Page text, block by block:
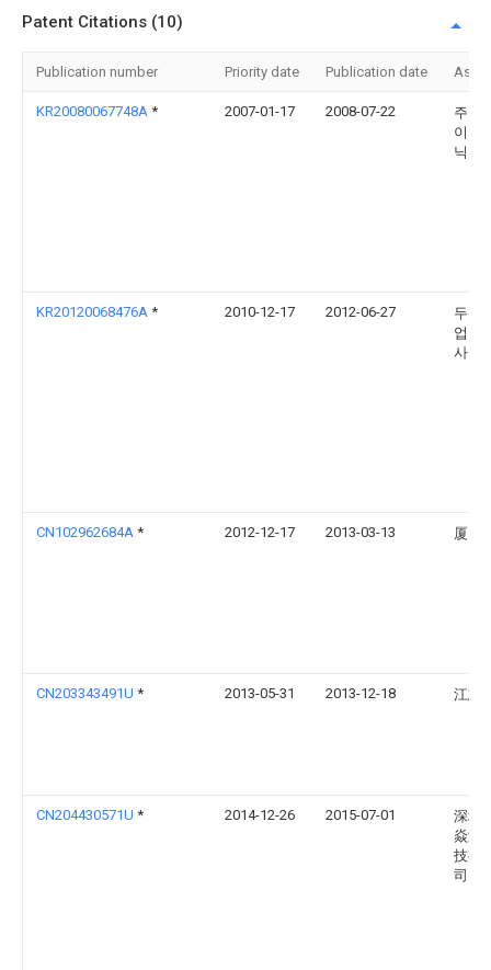
Patent Citations (10)
Publication number Priority date Publication date
KR20080067748A * 2007-01-17 2008-07-22
주식
이오
닉스
KR20120068476A * 2010-12-17 2012-06-27
두산
업 주
사
CN102962684A * 2012-12-17 2013-03-13 厦门
CN203343491U * 2013-05-31 2013-12-18 江志
CN204430571U * 2014-12-26 2015-07-01
深圳
焱激
技有
司